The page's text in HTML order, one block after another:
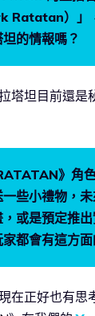
Ratatan）」
的情報嗎？
塔坦目前還是
》角
些小禮物，
或是預定推
都會有這方面
在正好也有思